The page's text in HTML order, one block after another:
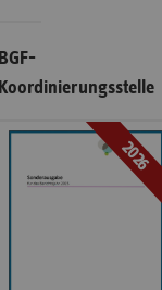
BGF-
Koordinierungsstelle
2026